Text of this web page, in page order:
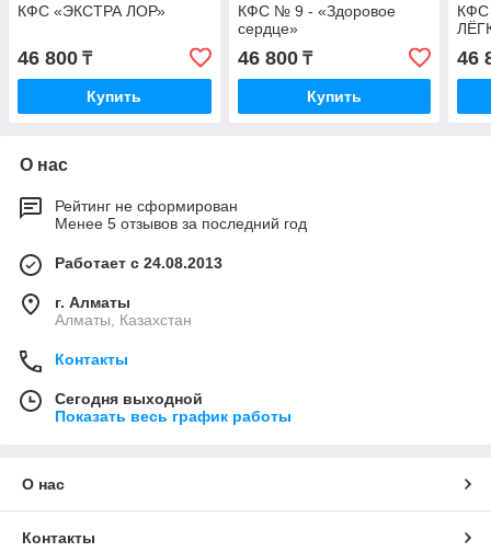
КФС «ЭКСТРА ЛОР»
46 800 ₸
Купить
КФС № 9 - «Здоровое
сердце»
46 800₸
Купить
46
О нас
Рейтинг не сформирован
Менее 5 отзывов за последний год
Работает с 24.08.2013
г. Алматы
Алматы, Казахстан
Контакты
Сегодня выходной
Показать весь график работы
О нас
Контакты